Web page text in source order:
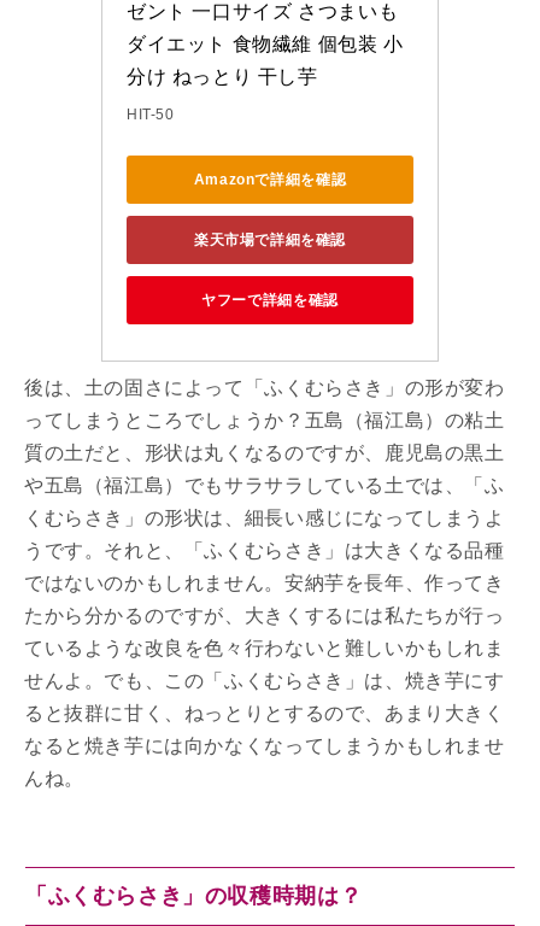
ゼント 一口サイズ さつまいも
ダイエット 食物繊維 個包装 小
分け ねっとり 干し芋
HIT-50
Amazonで詳細を確認
楽天市場で詳細を確認
ヤフーで詳細を確認
後は、土の固さによって「ふくむらさき」の形が変わ
ってしまうところでしょうか？五島（福江島）の粘土
質の土だと、形状は丸くなるのですが、鹿児島の黒土
や五島（福江島）でもサラサラしている土では、「ふ
くむらさき」の形状は、細長い感じになってしまうよ
うです。それと、「ふくむらさき」は大きくなる品種
ではないのかもしれません。安納芋を長年、作ってき
たから分かるのですが、大きくするには私たちが行っ
ているような改良を色々行わないと難しいかもしれま
せんよ。でも、この「ふくむらさき」は、焼き芋にす
ると抜群に甘く、ねっとりとするので、あまり大きく
なると焼き芋には向かなくなってしまうかもしれませ
んね。
「ふくむらさき」の収穫時期は？